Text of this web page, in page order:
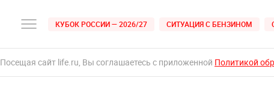
КУБОК РОССИИ — 2026/27 СИТУАЦИЯ С БЕНЗИНОМ
Посещая сайт life.ru, Вы соглашаетесь с приложенной Политикой